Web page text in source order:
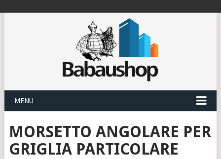
MENU
MORSETTO ANGOLARE PER
GRIGLIA PARTICOLARE